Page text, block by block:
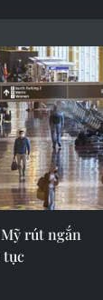
rút ngắn
tục